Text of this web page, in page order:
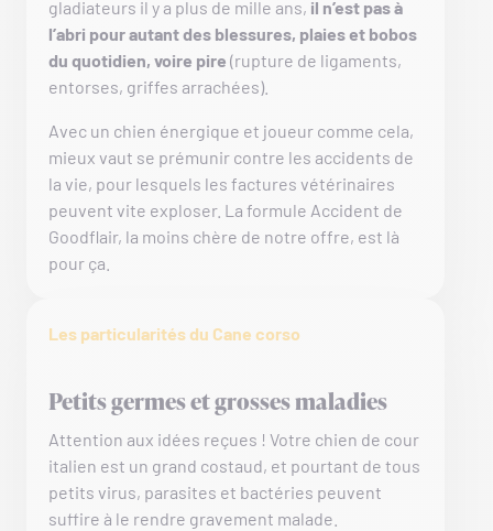
gladiateurs il y a plus de mille ans, il n’est pas à
l’abri pour autant des blessures, plaies et bobos
du quotidien, voire pire (rupture de ligaments,
entorses, griffes arrachées).
Avec un chien énergique et joueur comme cela,
mieux vaut se prémunir contre les accidents de
la vie, pour lesquels les factures vétérinaires
peuvent vite exploser. La formule Accident de
Goodflair, la moins chère de notre offre, est là
pour ça.
Les particularités du Cane corso
Petits germes et grosses maladies
Attention aux idées reçues ! Votre chien de cour
italien est un grand costaud, et pourtant de tous
petits virus, parasites et bactéries peuvent
suffire à le rendre gravement malade.